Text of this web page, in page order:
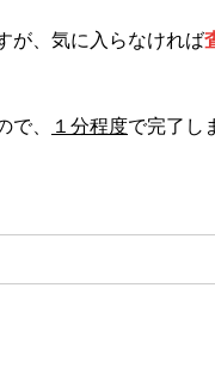
が、気に入らなければ
で、 １分程度で完了し